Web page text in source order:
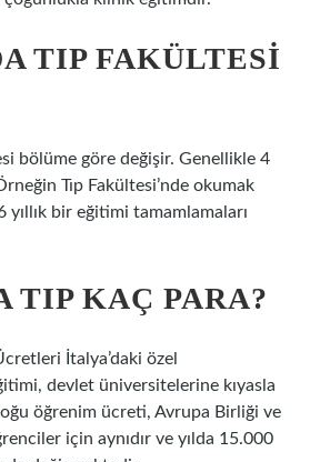
TIP FAKÜLTESI
bölüme göre değişir. Genellikle 4
Tıp Fakültesi’nde okumak
bir eğitimi tamamlamaları
TIP KAÇ PARA?
İtalya’daki özel
devlet üniversitelerine kıyasla
öğrenim ücreti, Avrupa Birliği ve
için aynıdır ve yılda 15.000